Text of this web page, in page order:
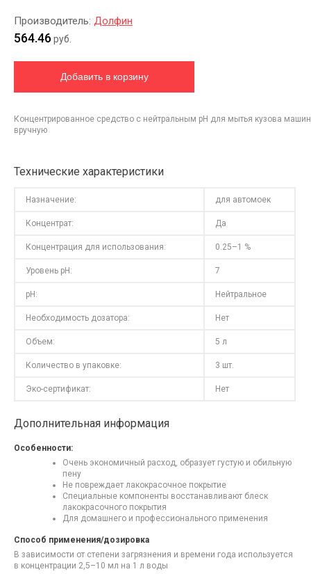
Производитель: Долфин
564.46руб.
Концентрированное средство с нейтральным pH для мытья кузова машин
вручную
Технические характеристики
Назначение: для автомоек
Концентрат: Да
Концентрация для использования: 0.25–1 %
Уровень pH: 7
pH: Нейтральное
Необходимость дозатора: Нет
Объем: 5 л
Количество в упаковке: 3 шт.
Эко-сертификат: Нет
Дополнительная информация
Особенности:
Очень экономичный расход, образует густую и обильную
пену
Не повреждает лакокрасочное покрытие
Специальные компоненты восстанавливают блеск
лакокрасочного покрытия
Для домашнего и профессионального применения
Способ применения/дозировка
В зависимости от степени загрязнения и времени года используется
в концентрации 2,5–10 мл на 1 л воды